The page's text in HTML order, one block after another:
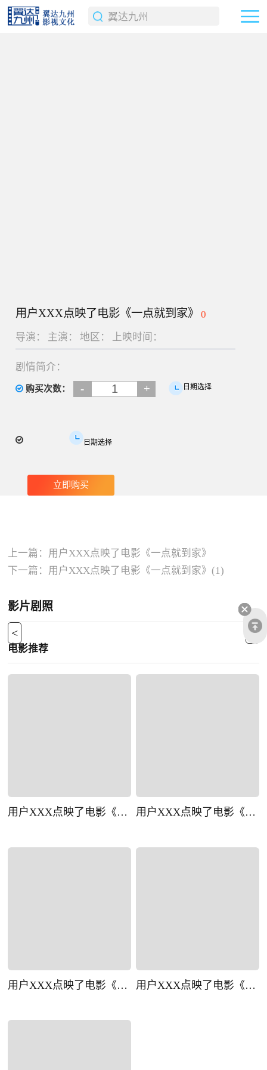
用户XXX点映了电影《一点就到家》 0
导演： 主演： 地区： 上映时间：
剧情简介：
购买次数： - + 日期选择
日期选择
上一篇： 用户XXX点映了电影《一点就到家》
下一篇： 用户XXX点映了电影《一点就到家》(1)
影片剧照
< >
电影推荐
用户XXX点映了电影《一点就到家》(1)(1)(1) 用户XXX点映了电影《一点就到家》(1)(1)(1)(1)
用户XXX点映了电影《一点就到家》(1)(1)(1)(1)(1) 用户XXX点映了电影《一点就到家》(1)(1)(1)(1)(1)(1)